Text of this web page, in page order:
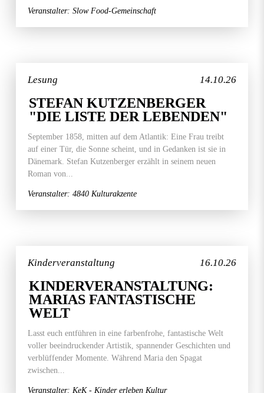
Veranstalter: Slow Food-Gemeinschaft
14.10.26
Lesung
STEFAN KUTZENBERGER
"DIE LISTE DER LEBENDEN"
September 1858, mitten auf dem Atlantik: Eine Frau treibt
auf einer Tür, die Sonne scheint, und in Gedanken ist sie in
Dänemark. Stefan Kutzenberger erzählt in seinem neuen
Roman von...
Veranstalter: 4840 Kulturakzente
16.10.26
Kinderveranstaltung
KINDERVERANSTALTUNG:
MARIAS FANTASTISCHE
WELT
Lasst euch entführen in eine farbenfrohe, fantastische Welt
voller beeindruckender Artistik, spannender Geschichten und
verblüffender Momente. Während Maria den Spagat
zwischen...
Veranstalter: KeK - Kinder erleben Kultur